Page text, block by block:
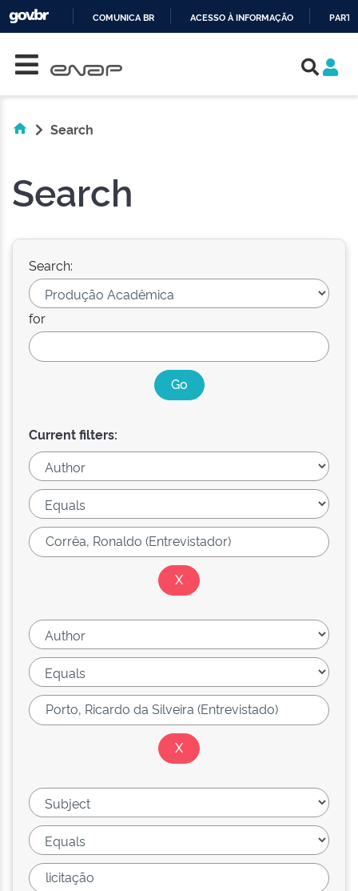
COMUNICA BR ACESSO À INFORMAÇÃO
Search
Search
Search:
for
Current filters: